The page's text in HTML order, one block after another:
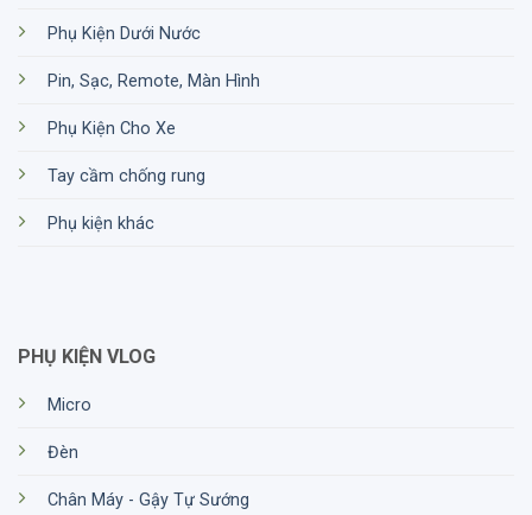
Phụ Kiện Dưới Nước
Pin, Sạc, Remote, Màn Hình
Phụ Kiện Cho Xe
Tay cầm chống rung
Phụ kiện khác
PHỤ KIỆN VLOG
Micro
Đèn
Chân Máy - Gậy Tự Sướng